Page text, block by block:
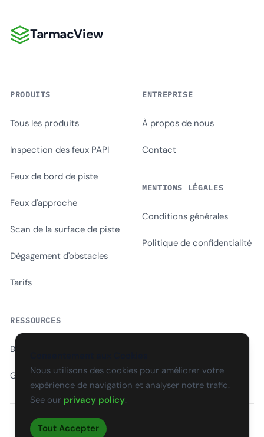
TarmacView
TarmacView
PRODUITS
Tous les produits
Inspection des feux PAPI
Feux de bord de piste
Feux d'approche
Scan de la surface de piste
Dégagement d'obstacles
Tarifs
RESSOURCES
Blog
Glossaire
ENTREPRISE
À propos de nous
Contact
MENTIONS LÉGALES
Conditions générales
Politique de confidentialité
CS SK DE PL
Nous utilisons des cookies pour améliorer votre
expérience de navigation et analyser notre trafic.
See our privacy policy.
Tout Accepter